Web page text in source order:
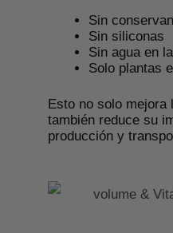
Sin
Sin siliconas
Sin agua en
Solo plantas
Esto no solo mejora
también reduce su
producción y